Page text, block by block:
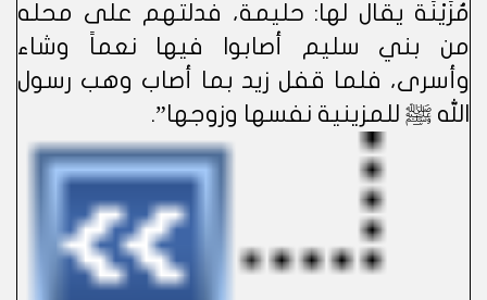
مُزَيْنَة يقال لها: حليمة، فدلتهم على محله
من بني سليم أصابوا فيها نعماً وشاء
وأسرى، فلما قفل زيد بما أصاب وهب رسول
الله ﷺ للمزينية نفسها وزوجها”.